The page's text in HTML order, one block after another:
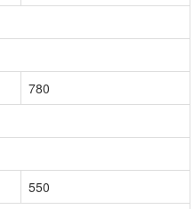
780
550